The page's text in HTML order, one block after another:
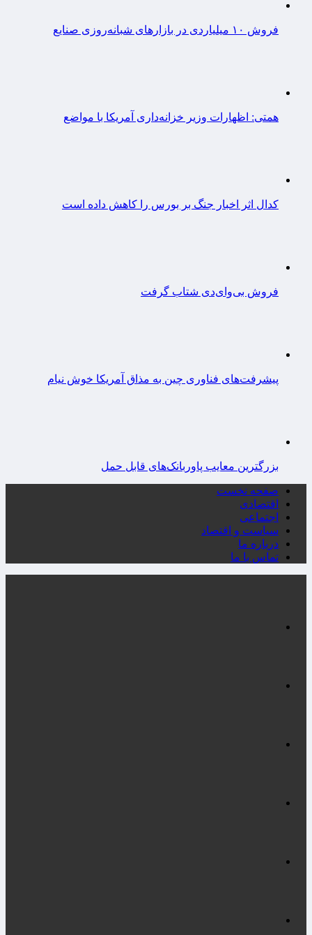
فروش ۱۰ میلیاردی در بازارهای شبانه‌روزی صنایع
همتی: اظهارات وزیر خزانه‌داری آمریکا با مواضع
کدال اثر اخبار جنگ بر بورس را کاهش داده است
فروش بی‌وای‌دی شتاب گرفت
پیشرفت‌های فناوری چین به مذاق آمریکا خوش نیام
بزرگترین معایب پاوربانک‌های قابل حمل
صفحه نخست
اقتصادی
اجتماعی
سیاست و اقتصاد
درباره ما
تماس با ما